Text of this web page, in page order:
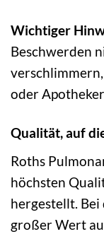
Wichtiger
Beschwerden
oder
Qualität, auf
Roths
höchsten
hergestellt.
großer Wert